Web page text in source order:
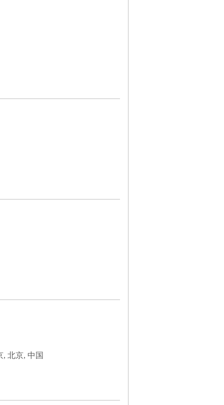
, 北京, 中国